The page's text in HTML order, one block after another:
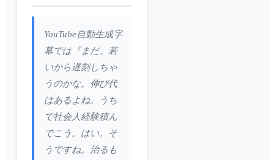
YouTube自動生成字
幕では『まだ、若
いから遅刻しちゃ
うのかな。伸び代
はあるよね。うち
で社会人経験積ん
でこう。はい。そ
うですね。治るも